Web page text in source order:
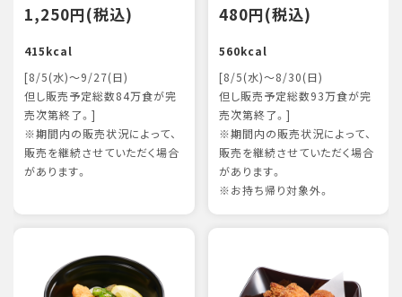
1,250円(税込)
415kcal
[8/5(水)～9/27(日)
但し販売予定総数84万食が完
売次第終了。]
※期間内の販売状況によって、
販売を継続させていただく場合
があります。
480円(税込)
560kcal
[8/5(水)～8/30(日)
但し販売予定総数93万食が完
売次第終了。]
※期間内の販売状況によって、
販売を継続させていただく場合
があります。
※お持ち帰り対象外。